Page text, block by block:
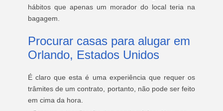
hábitos que apenas um morador do local teria na
bagagem.
Procurar casas para alugar em
Orlando, Estados Unidos
É claro que esta é uma experiência que requer os
trâmites de um contrato, portanto, não pode ser feito
em cima da hora.